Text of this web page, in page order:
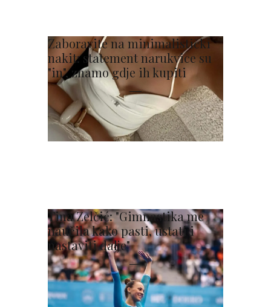
Zaboravite na minimalistički
nakit: statement narukvice su
"in", znamo gdje ih kupiti
Tina Zelčić: "Gimnastika me
naučila kako pasti, ustati i
nastaviti dalje"